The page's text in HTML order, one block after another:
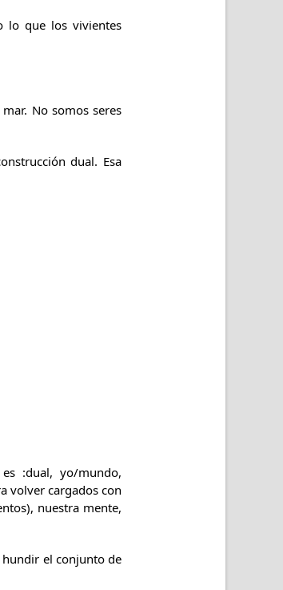
lo que los vivientes
No somos seres
dual. Esa
:dual, yo/mundo,
volver cargados con
nuestra mente,
hundir el conjunto de